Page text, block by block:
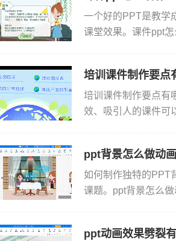
一个好的PPT是教学
课堂效果。课件ppt
培训课件制作要点
培训课件制作要点有
效、吸引人的课件可
ppt背景怎么做动
如何制作独特的PPT
课题。ppt背景怎么
ppt动画效果劈裂